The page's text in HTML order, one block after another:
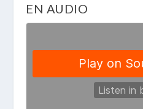
EN AUDIO